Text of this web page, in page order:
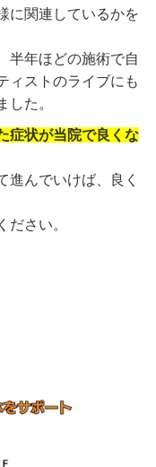
に関連しているかを
半年ほどの施術で自
ィストのライブにも
した。
症状が当院で良くな
進んでいけば、良く
ださい。